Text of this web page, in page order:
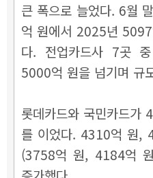
큰 폭으로 늘었다. 6월
억 원에서 2025년
다. 전업카드사 7곳
5000억 원을 넘기며 규
롯데카드와 국민카드가
를 이었다. 4310억 원,
(3758억 원, 4184억